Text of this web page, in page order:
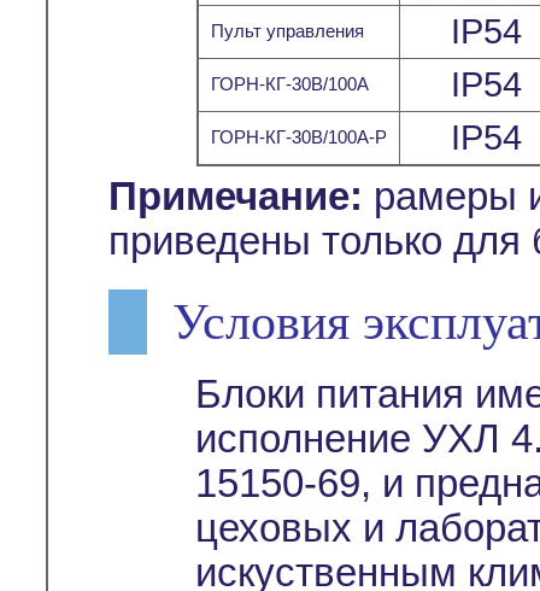
Пульт управления IP54
ГОРН-КГ-30В/100А IP54
ГОРН-КГ-30В/100А-Р IP54
Примечание: рамеры
приведены только для
Условия
Блоки питания
исполнение УХЛ
15150-69, и
цеховых и
искуственным